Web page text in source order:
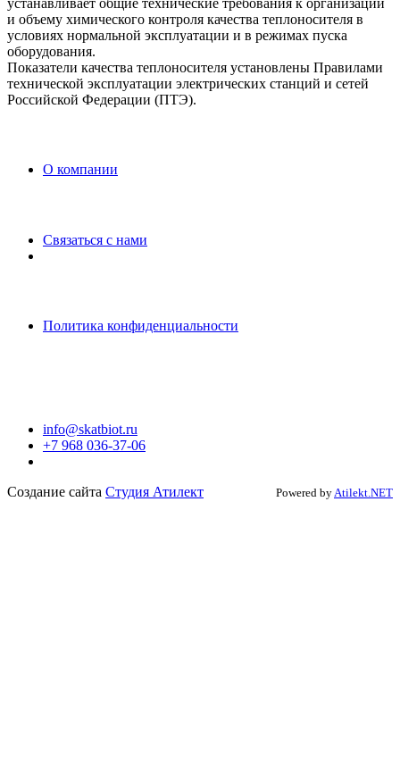
и объему химического контроля качества теплоносителя в
условиях нормальной эксплуатации и в режимах пуска
оборудования.
Показатели качества теплоносителя установлены Правилами
технической эксплуатации электрических станций и сетей
Российской Федерации (ПТЭ).
O компании
Связаться с нами
Политика конфиденциальности
info@skatbiot.ru
+7 968 036-37-06
Создание сайта Студия Атилект Powered byAtilekt.NET